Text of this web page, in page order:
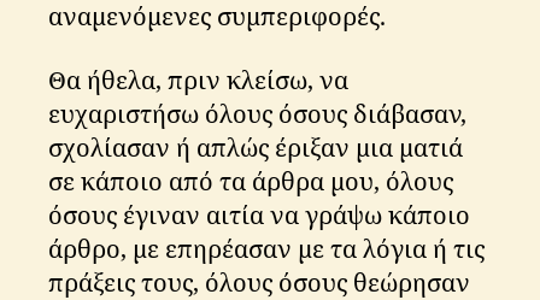
αναμενόμενες συμπεριφορές.
Θα ήθελα, πριν κλείσω, να
ευχαριστήσω όλους όσους διάβασαν,
σχολίασαν ή απλώς έριξαν μια ματιά
σε κάποιο από τα άρθρα μου, όλους
όσους έγιναν αιτία να γράψω κάποιο
άρθρο, με επηρέασαν με τα λόγια ή τις
πράξεις τους, όλους όσους θεώρησαν